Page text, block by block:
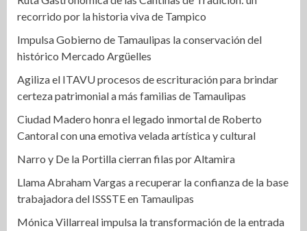
recorrido por la historia viva de Tampico
Impulsa Gobierno de Tamaulipas la conservación del
histórico Mercado Argüelles
Agiliza el ITAVU procesos de escrituración para brindar
certeza patrimonial a más familias de Tamaulipas
Ciudad Madero honra el legado inmortal de Roberto
Cantoral con una emotiva velada artística y cultural
Narro y De la Portilla cierran filas por Altamira
Llama Abraham Vargas a recuperar la confianza de la base
trabajadora del ISSSTE en Tamaulipas
Mónica Villarreal impulsa la transformación de la entrada